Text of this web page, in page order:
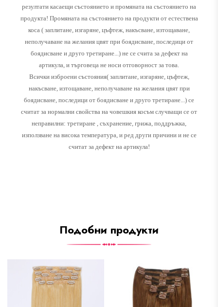
резултати касаещи състоянието и промяната на състоянието на
продукта! Промяната на състоянието на продукти от естествена
коса ( заплитане, изгаряне, цъфтеж, накъсване, изтощаване,
неполучаване на желания цвят при боядисване, последици от
боядисване и друго третиране...) не се счита за дефект на
артикула, и търговеца не носи отговорност за това.
Всички изброени състояния( заплитане, изгаряне, цъфтеж,
накъсване, изтощаване, неполучаване на желания цвят при
боядисване, последици от боядисване и друго третиране...) се
считат за нормални свойства на човешкия косъм случващи се от
неправилни: третиране , съхранение, грижа, поддръжка,
използване на висока температура, и ред други причини и не се
считат за дефект на артикула!
Подобни продукти